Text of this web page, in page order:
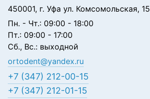
450001, г. Уфа ул. Комсомольская, 15
Пн. - Чт.: 09:00 - 18:00
Пт.: 09:00 - 17:00
Сб., Вс.: выходной
ortodent@yandex.ru
+7 (347) 212-00-15
+7 (347) 212-01-15